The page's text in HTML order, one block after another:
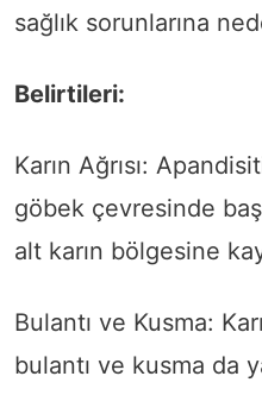
sağlık sorunlarına
Belirtileri:
Karın Ağrısı:
göbek çevresinde
alt karın bölgesine
Bulantı ve Kusma:
bulantı ve kusma da